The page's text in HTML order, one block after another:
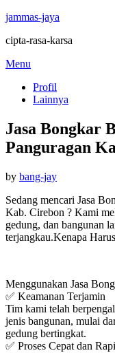
jammas-jaya
cipta-rasa-karsa
Skip
content
Menu
Profil
Lainnya
Jasa Bongkar
Panguragan
by bang-jayPosted
Sedang mencari Jasa
Kab. Cirebon ? Kami
gedung, dan bangunan
terjangkau.Kenapa Harus
Menggunakan Jasa
✅ Keamanan Terjamin
Tim kami telah
jenis bangunan, mulai
gedung bertingkat.
✅ Proses Cepat dan Rapi